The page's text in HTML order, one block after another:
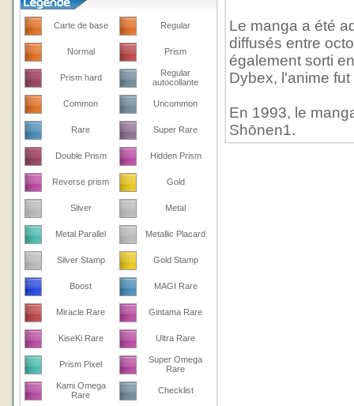
Carte de base Regular
Normal Prism
Prism hard
Regular
autocollante
Common Uncommon
Rare Super Rare
Double Prism Hidden Prism
Reverse prism Gold
Silver Metal
Metal Parallel Metallic Placard
Silver Stamp Gold Stamp
Boost MAGI Rare
Miracle Rare Gintama Rare
KiseKi Rare Ultra Rare
Prism Pixel
Super Omega
Rare
Kami Omega
Rare
Checklist
Le manga a été
diffusés entre
également sorti
Dybex, l'anime
En 1993, le
Shōnen1.